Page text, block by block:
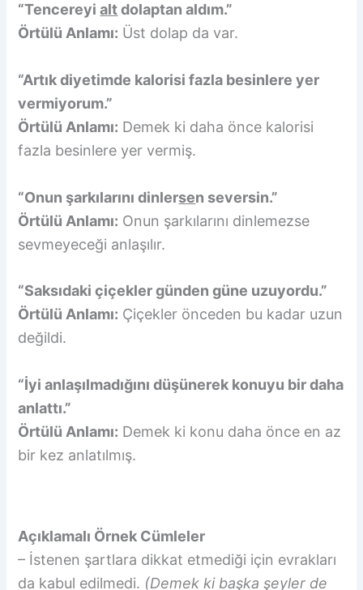
“Tencereyialtdolaptan aldım.”
Örtülü Anlamı: Üst dolap da var.
“Artık diyetimde kalorisi fazla besinlere yer
vermiyorum.”
Örtülü Anlamı: Demek ki daha önce kalorisi
fazla besinlere yer vermiş.
“Onun şarkılarını dinlersen seversin.”
Örtülü Anlamı: Onun şarkılarını dinlemezse
sevmeyeceği anlaşılır.
“Saksıdaki çiçekler günden güne uzuyordu.”
Örtülü Anlamı: Çiçekler önceden bu kadar uzun
değildi.
“İyi anlaşılmadığını düşünerek konuyu bir daha
anlattı.”
Örtülü Anlamı: Demek ki konu daha önce en az
bir kez anlatılmış.
Açıklamalı Örnek Cümleler
– İstenen şartlara dikkat etmediği için evrakları
da kabul edilmedi. (Demek ki başka şeyler de